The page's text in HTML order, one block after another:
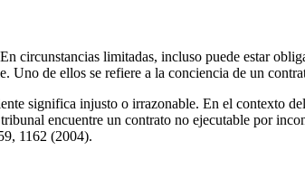
circunstancias limitadas, incluso puede estar
Uno de ellos se refiere a la conciencia de un
significa injusto o irrazonable. En el contexto
encuentre un contrato no ejecutable por
1162 (2004).